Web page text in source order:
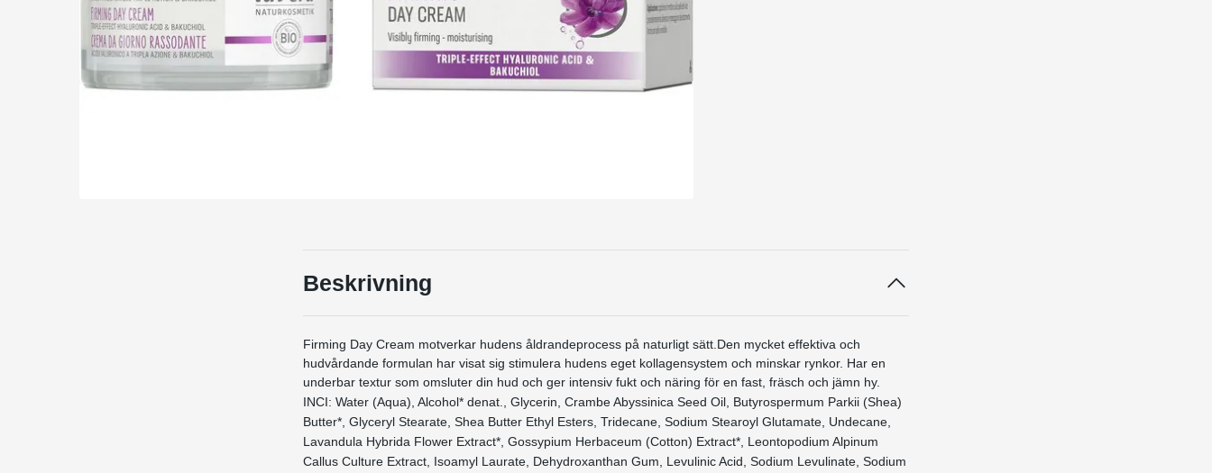
Beskrivning
Firming Day Cream motverkar hudens åldrandeprocess på naturligt sätt.Den mycket effektiva och
hudvårdande formulan har visat sig stimulera hudens eget kollagensystem och minskar rynkor. Har en
underbar textur som omsluter din hud och ger intensiv fukt och näring för en fast, fräsch och jämn hy.
INCI: Water (Aqua), Alcohol* denat., Glycerin, Crambe Abyssinica Seed Oil, Butyrospermum Parkii (Shea)
Butter*, Glyceryl Stearate, Shea Butter Ethyl Esters, Tridecane, Sodium Stearoyl Glutamate, Undecane,
Lavandula Hybrida Flower Extract*, Gossypium Herbaceum (Cotton) Extract*, Leontopodium Alpinum
Callus Culture Extract, Isoamyl Laurate, Dehydroxanthan Gum, Levulinic Acid, Sodium Levulinate, Sodium